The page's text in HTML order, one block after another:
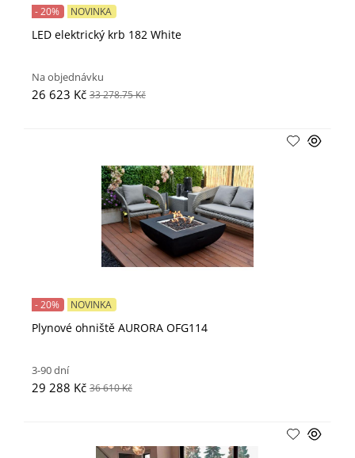
LED elektrický krb 182 White
- 20% NOVINKA
Na objednávku
26 623 Kč 33 278.75 Kč
Plynové ohniště AURORA OFG114
- 20% NOVINKA
3-90 dní
29 288 Kč 36 610 Kč